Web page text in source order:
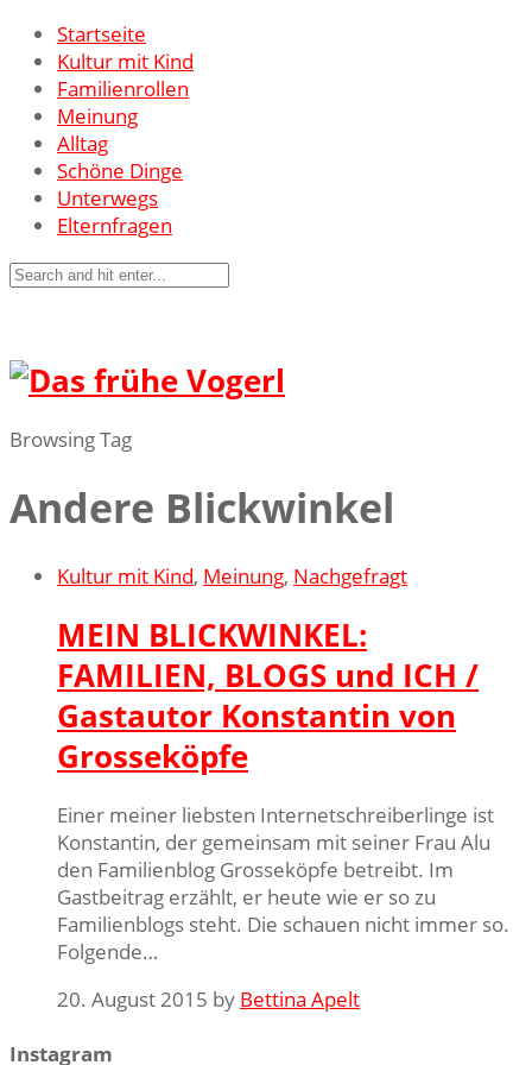
Startseite
Kultur mit Kind
Familienrollen
Meinung
Alltag
Schöne Dinge
Unterwegs
Elternfragen
Browsing Tag
Andere Blickwinkel
Kultur mit Kind, Meinung, Nachgefragt
MEIN BLICKWINKEL:
FAMILIEN, BLOGS und ICH /
Gastautor Konstantin von
Grosseköpfe
Einer meiner liebsten Internetschreiberlinge ist
Konstantin, der gemeinsam mit seiner Frau Alu
den Familienblog Grosseköpfe betreibt. Im
Gastbeitrag erzählt, er heute wie er so zu
Familienblogs steht. Die schauen nicht immer so.
Folgende…
20. August 2015 by Bettina Apelt
Instagram